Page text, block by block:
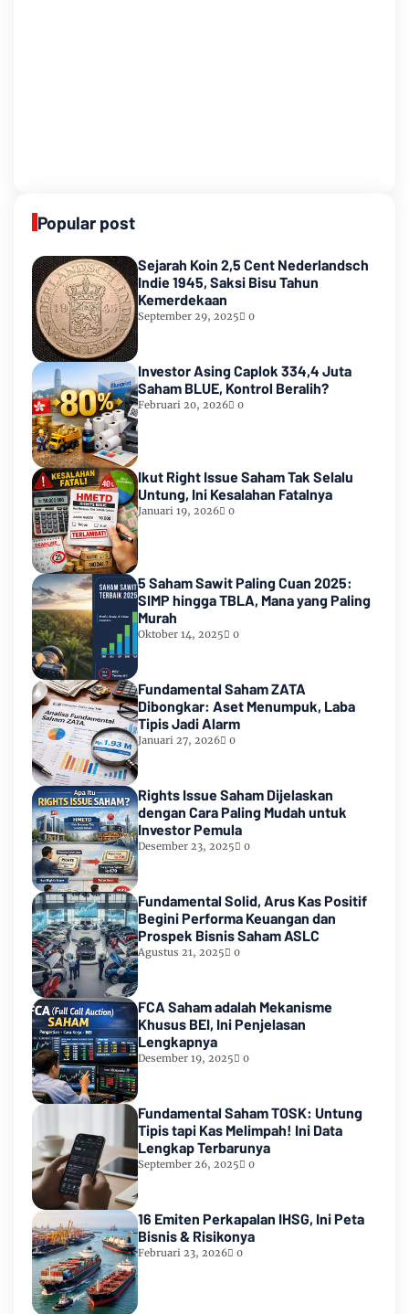
Popular post
Sejarah Koin 2,5 Cent Nederlandsch
Indie 1945, Saksi Bisu Tahun
Kemerdekaan
September 29, 2025 0
Investor Asing Caplok 334,4 Juta
Saham BLUE, Kontrol Beralih?
Februari 20, 2026 0
Ikut Right Issue Saham Tak Selalu
Untung, Ini Kesalahan Fatalnya
Januari 19, 2026 0
5 Saham Sawit Paling Cuan 2025:
SIMP hingga TBLA, Mana yang Paling
Murah
Oktober 14, 2025 0
Fundamental Saham ZATA
Dibongkar: Aset Menumpuk, Laba
Tipis Jadi Alarm
Januari 27, 2026 0
Rights Issue Saham Dijelaskan
dengan Cara Paling Mudah untuk
Investor Pemula
Desember 23, 2025 0
Fundamental Solid, Arus Kas Positif
Begini Performa Keuangan dan
Prospek Bisnis Saham ASLC
Agustus 21, 2025 0
FCA Saham adalah Mekanisme
Khusus BEI, Ini Penjelasan
Lengkapnya
Desember 19, 2025 0
Fundamental Saham TOSK: Untung
Tipis tapi Kas Melimpah! Ini Data
Lengkap Terbarunya
September 26, 2025 0
16 Emiten Perkapalan IHSG, Ini Peta
Bisnis & Risikonya
Februari 23, 2026 0